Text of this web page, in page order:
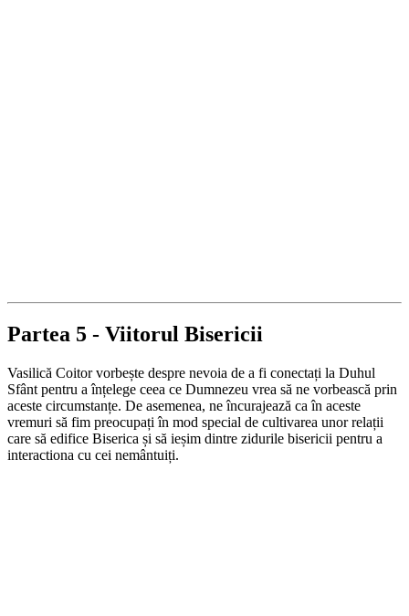
Partea 5 - Viitorul Bisericii
Vasilică Coitor vorbește despre nevoia de a fi conectați la Duhul
Sfânt pentru a înțelege ceea ce Dumnezeu vrea să ne vorbească prin
aceste circumstanțe. De asemenea, ne încurajează ca în aceste
vremuri să fim preocupați în mod special de cultivarea unor relații
care să edifice Biserica și să ieșim dintre zidurile bisericii pentru a
interactiona cu cei nemântuiți.